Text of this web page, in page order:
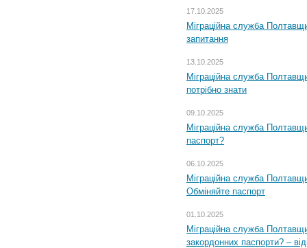
17.10.2025
Міграційна служба
запитання
13.10.2025
Міграційна служба
потрібно знати
09.10.2025
Міграційна служба
паспорт?
06.10.2025
Міграційна служба
Обміняйте паспорт
01.10.2025
Міграційна служба
закордонних паспорти? –